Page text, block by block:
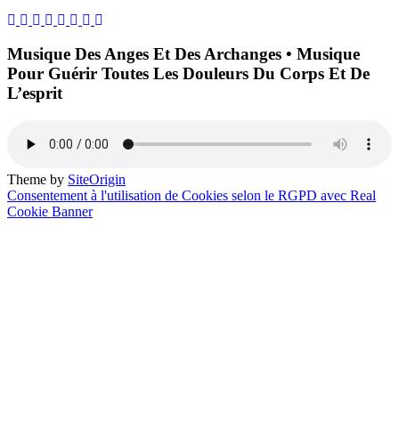
Musique Des Anges Et Des Archanges • Musique
Pour Guérir Toutes Les Douleurs Du Corps Et De
L’esprit
Theme by SiteOrigin
Consentement à l'utilisation de Cookies selon le RGPD avec Real
Cookie Banner